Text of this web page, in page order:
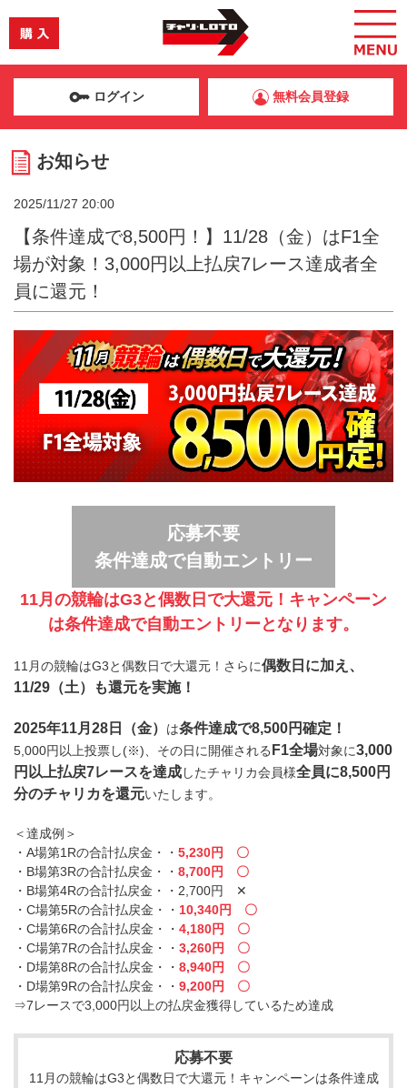
ログイン 無料会員登録
お知らせ
2025/11/27 20:00
【条件達成で8,500円！】11/28（金）はF1全
場が対象！3,000円以上払戻7レース達成者全
員に還元！
応募不要
条件達成で自動エントリー
11月の競輪はG3と偶数日で大還元！キャンペーン
は条件達成で自動エントリーとなります。
11月の競輪はG3と偶数日で大還元！さらに偶数日に加え、
11/29（土）も還元を実施！
2025年11月28日（金） は条件達成で8,500円確定！
5,000円以上投票し(※)、その日に開催される F1全場対象に3,000
円以上払戻7レースを達成したチャリカ会員様全員に8,500円
分のチャリカを還元いたします。
＜達成例＞
・A場第1Rの合計払戻金・・ 5,230円 〇
・B場第3Rの合計払戻金・・ 8,700円 〇
・B場第4Rの合計払戻金・・2,700円 ✕
・C場第5Rの合計払戻金・・ 10,340円 〇
・C場第6Rの合計払戻金・・ 4,180円 〇
・C場第7Rの合計払戻金・・ 3,260円 〇
・D場第8Rの合計払戻金・・ 8,940円 〇
・D場第9Rの合計払戻金・・ 9,200円 〇
⇒7レースで3,000円以上の払戻金獲得しているため達成
応募不要
11月の競輪はG3と偶数日で大還元！キャンペーンは条件達成